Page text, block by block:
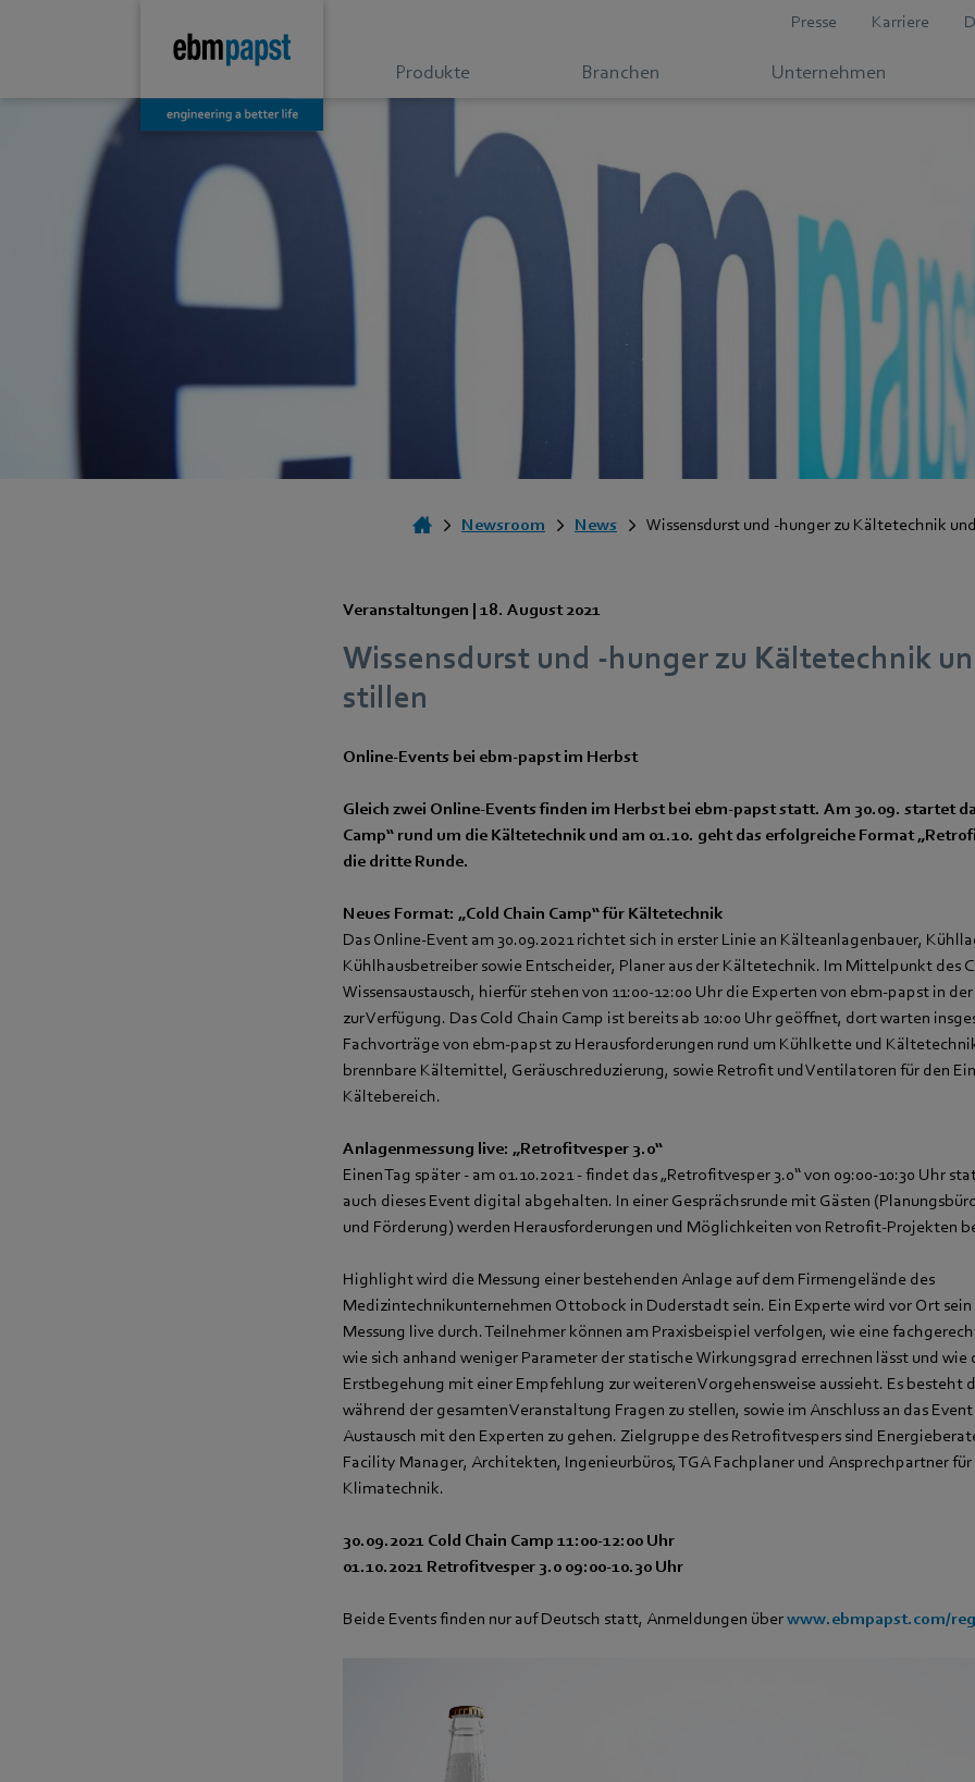
Presse Karriere
Produkte Branchen Unternehmen
Newsroom News Wissensdurst und -hunger zu Kältetechnik
Veranstaltungen | 18. August 2021
Wissensdurst und -hunger zu Kältetechnik
stillen
Online-Events bei ebm‑papst im Herbst
Gleich zwei Online-Events finden im Herbst bei ebm‑papst statt. Am 30.09. startet
Camp“ rund um die Kältetechnik und am 01.10. geht das erfolgreiche Format
die dritte Runde.
Neues Format: „Cold Chain Camp“ für Kältetechnik
Das Online-Event am 30.09.2021 richtet sich in erster Linie an Kälteanlagenbauer,
Kühlhausbetreiber sowie Entscheider, Planer aus der Kältetechnik. Im Mittelpunkt des
Wissensaustausch, hierfür stehen von 11:00-12:00 Uhr die Experten von ebm‑papst in
zur Verfügung. Das Cold Chain Camp ist bereits ab 10:00 Uhr geöffnet, dort warten
Fachvorträge von ebm‑papst zu Herausforderungen rund um Kühlkette und
brennbare Kältemittel, Geräuschreduzierung, sowie Retrofit und Ventilatoren für den
Kältebereich.
Anlagenmessung live: „Retrofitvesper 3.0“
Einen Tag später - am 01.10.2021 - findet das „Retrofitvesper 3.0“ von 09:00-10:30 Uhr
auch dieses Event digital abgehalten. In einer Gesprächsrunde mit Gästen
und Förderung) werden Herausforderungen und Möglichkeiten von Retrofit-Projekten
Highlight wird die Messung einer bestehenden Anlage auf dem Firmengelände des
Medizintechnikunternehmen Ottobock in Duderstadt sein. Ein Experte wird vor Ort
Messung live durch. Teilnehmer können am Praxisbeispiel verfolgen, wie eine
wie sich anhand weniger Parameter der statische Wirkungsgrad errechnen lässt und wie
Erstbegehung mit einer Empfehlung zur weiteren Vorgehensweise aussieht. Es besteht
während der gesamten Veranstaltung Fragen zu stellen, sowie im Anschluss an das
Austausch mit den Experten zu gehen. Zielgruppe des Retrofitvespers sind
Facility Manager, Architekten, Ingenieurbüros, TGA Fachplaner und Ansprechpartner
Klimatechnik.
30.09.2021 Cold Chain Camp 11:00-12:00 Uhr
01.10.2021 Retrofitvesper 3.0 09:00-10.30 Uhr
Beide Events finden nur auf Deutsch statt, Anmeldungen überwww.ebmpapst.com/